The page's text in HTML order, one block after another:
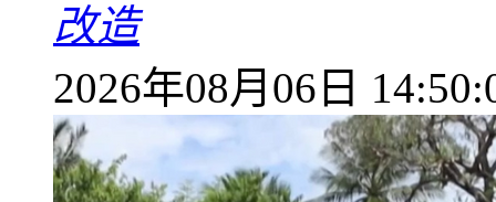
改造
2026年08月06日